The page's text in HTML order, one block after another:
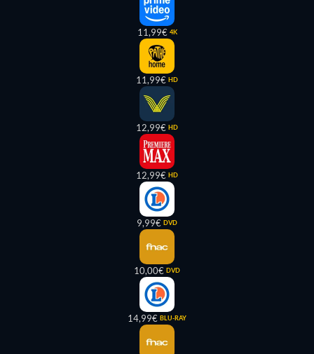
11,99€ 4K
11,99€ HD
12,99€ HD
12,99€ HD
9,99€ DVD
10,00€ DVD
14,99€ BLU-RAY